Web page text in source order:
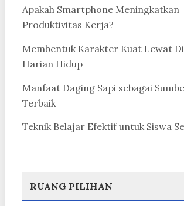
Apakah Smartphone Meningkatkan
Produktivitas Kerja?
Membentuk Karakter Kuat Lewat
Harian Hidup
Manfaat Daging Sapi sebagai
Terbaik
Teknik Belajar Efektif untuk Siswa
RUANG PILIHAN